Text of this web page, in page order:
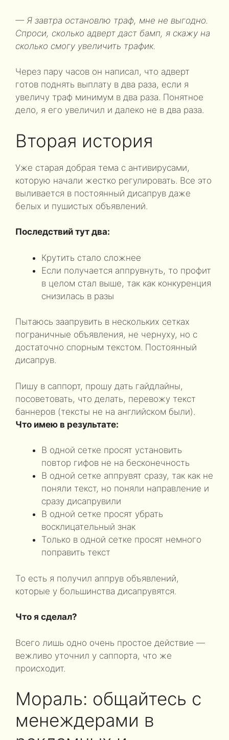
— Я завтра остановлю траф, мне не выгодно.
Спроси, сколько адверт даст бамп, я скажу на
сколько смогу увеличить трафик.
Через пару часов он написал, что адверт
готов поднять выплату в два раза, если я
увеличу траф минимум в два раза. Понятное
дело, я его увеличил и далеко не в два раза.
Вторая история
Уже старая добрая тема с антивирусами,
которую начали жестко регулировать. Все это
выливается в постоянный дисапрув даже
белых и пушистых объявлений.
Последствий тут два:
Крутить стало сложнее
Если получается аппрувнуть, то профит
в целом стал выше, так как конкуренция
снизилась в разы
Пытаюсь заапрувить в нескольких сетках
пограничные объявления, не чернуху, но с
достаточно спорным текстом. Постоянный
дисапрув.
Пишу в саппорт, прошу дать гайдлайны,
посоветовать, что делать, перевожу текст
баннеров (тексты не на английском были).
Что имею в результате:
В одной сетке просят установить
повтор гифов не на бесконечность
В одной сетке аппрувят сразу, так как не
поняли текст, но поняли направление и
сразу дисапрувили
В одной сетке просят убрать
восклицательный знак
Только в одной сетке просят немного
поправить текст
То есть я получил аппрув объявлений,
которые у большинства дисапрувятся.
Что я сделал?
Всего лишь одно очень простое действие —
вежливо уточнил у саппорта, что же
происходит.
Мораль: общайтесь с
менеждерами в